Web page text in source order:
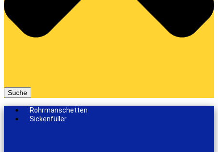
Suche
Rohrmanschetten
Sickenfüller